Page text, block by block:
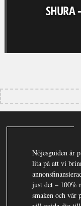
SHURA
Nöjesguiden är
lita på att vi
just det – 100%
smaken och